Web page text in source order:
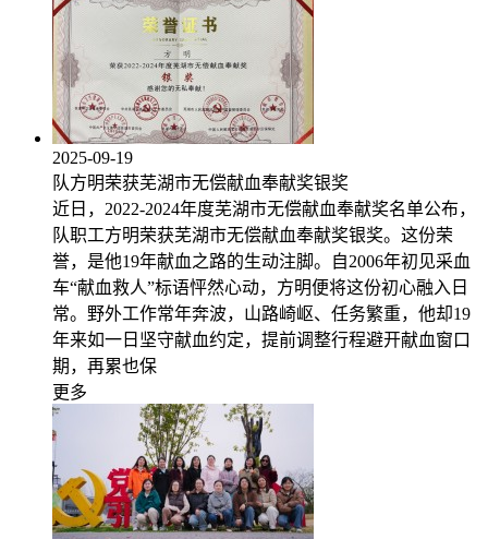
2025-09-19
队方明荣获芜湖市无偿献血奉献奖银奖
近日，2022-2024年度芜湖市无偿献血奉献奖名单公布，
队职工方明荣获芜湖市无偿献血奉献奖银奖。这份荣
誉，是他19年献血之路的生动注脚。自2006年初见采血
车“献血救人”标语怦然心动，方明便将这份初心融入日
常。野外工作常年奔波，山路崎岖、任务繁重，他却19
年来如一日坚守献血约定，提前调整行程避开献血窗口
期，再累也保
更多